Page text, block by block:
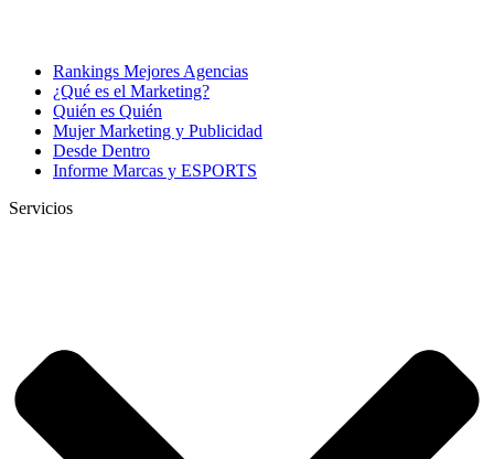
Rankings Mejores Agencias
¿Qué es el Marketing?
Quién es Quién
Mujer Marketing y Publicidad
Desde Dentro
Informe Marcas y ESPORTS
Servicios